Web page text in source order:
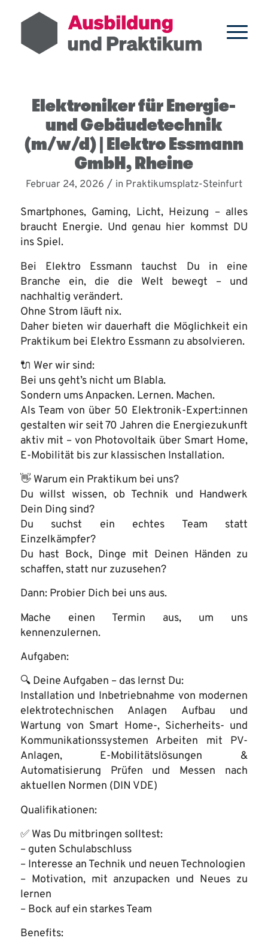
Elektroniker für Energie-
und Gebäudetechnik
(m/w/d) | Elektro Essmann
GmbH, Rheine
Februar 24, 2026 / in Praktikumsplatz-Steinfurt
Smartphones, Gaming, Licht, Heizung – alles
braucht Energie. Und genau hier kommst DU
ins Spiel.
Bei Elektro Essmann tauchst Du in eine
Branche ein, die die Welt bewegt – und
nachhaltig verändert.
Ohne Strom läuft nix.
Daher bieten wir dauerhaft die Möglichkeit ein
Praktikum bei Elektro Essmann zu absolvieren.
🔌 Wer wir sind:
Bei uns geht’s nicht um Blabla.
Sondern ums Anpacken. Lernen. Machen.
Als Team von über 50 Elektronik-Expert:innen
gestalten wir seit 70 Jahren die Energiezukunft
aktiv mit – von Photovoltaik über Smart Home,
E-Mobilität bis zur klassischen Installation.
👋 Warum ein Praktikum bei uns?
Du willst wissen, ob Technik und Handwerk
Dein Ding sind?
Du suchst ein echtes Team statt
Einzelkämpfer?
Du hast Bock, Dinge mit Deinen Händen zu
schaffen, statt nur zuzusehen?
Dann: Probier Dich bei uns aus.
Mache einen Termin aus, um uns
kennenzulernen.
Aufgaben:
🔍 Deine Aufgaben – das lernst Du:
Installation und Inbetriebnahme von modernen
elektrotechnischen Anlagen Aufbau und
Wartung von Smart Home-, Sicherheits- und
Kommunikationssystemen Arbeiten mit PV-
Anlagen, E-Mobilitätslösungen &
Automatisierung Prüfen und Messen nach
aktuellen Normen (DIN VDE)
Qualifikationen:
✅ Was Du mitbringen solltest:
– guten Schulabschluss
– Interesse an Technik und neuen Technologien
– Motivation, mit anzupacken und Neues zu
lernen
– Bock auf ein starkes Team
Benefits: